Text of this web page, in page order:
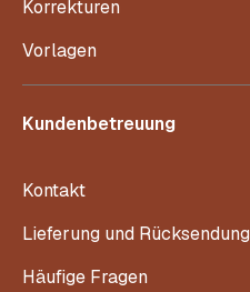
Korrekturen
Vorlagen
Kundenbetreuung
Kontakt
Lieferung und Rücksendung
Häufige Fragen